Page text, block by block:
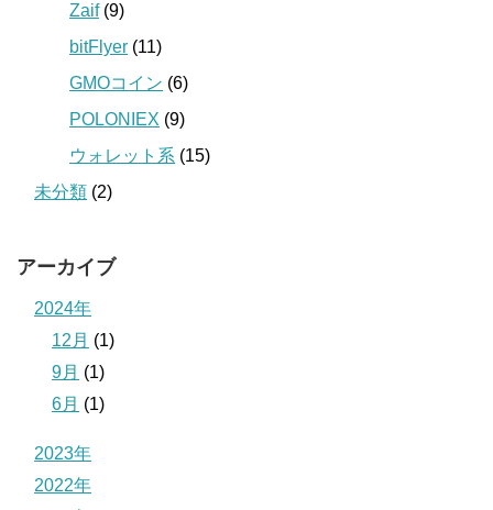
Zaif(9)
bitFlyer (11)
GMOコイン (6)
POLONIEX (9)
ウォレット系 (15)
未分類 (2)
アーカイブ
2024年
12月 (1)
9月 (1)
6月 (1)
2023年
2022年